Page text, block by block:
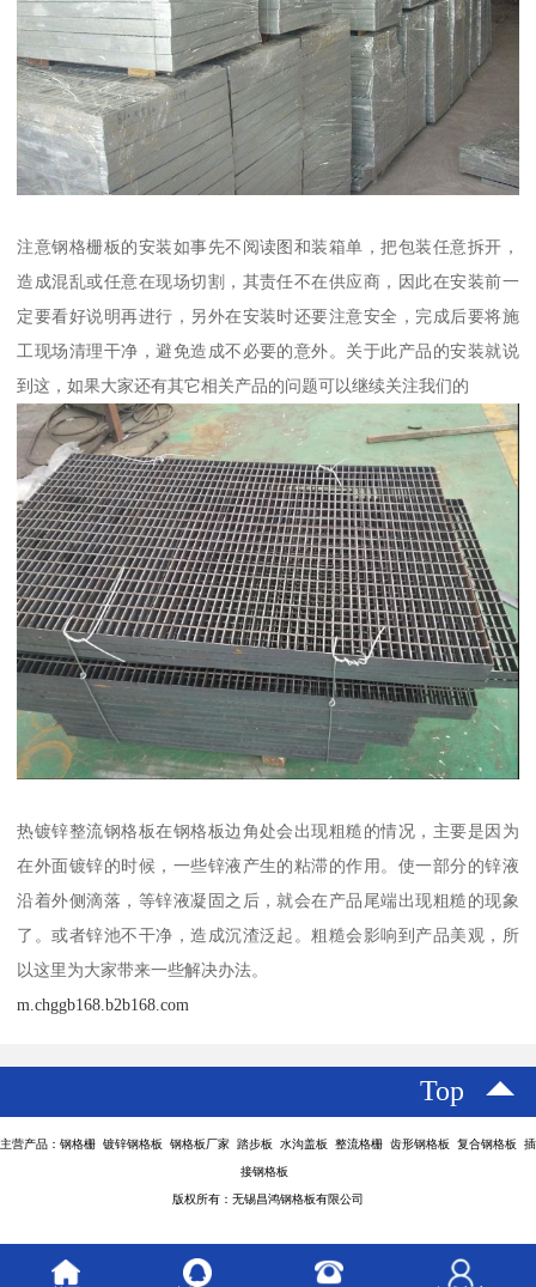
注意钢格栅板的安装如事先不阅读图和装箱单，把包装任意拆开，
造成混乱或任意在现场切割，其责任不在供应商，因此在安装前一
定要看好说明再进行，另外在安装时还要注意安全，完成后要将施
工现场清理干净，避免造成不必要的意外。关于此产品的安装就说
到这，如果大家还有其它相关产品的问题可以继续关注我们的
热镀锌整流钢格板在钢格板边角处会出现粗糙的情况，主要是因为
在外面镀锌的时候，一些锌液产生的粘滞的作用。使一部分的锌液
沿着外侧滴落，等锌液凝固之后，就会在产品尾端出现粗糙的现象
了。或者锌池不干净，造成沉渣泛起。粗糙会影响到产品美观，所
以这里为大家带来一些解决办法。
m.chggb168.b2b168.com
Top
主营产品：钢格栅 镀锌钢格板 钢格板厂家 踏步板 水沟盖板 整流格栅 齿形钢格板 复合钢格板 插
接钢格板
版权所有：无锡昌鸿钢格板有限公司